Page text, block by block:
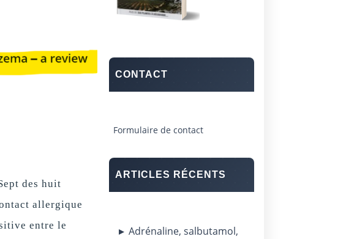
des huit
allergique
entre le
CONTACT
Formulaire de contact
ARTICLES RÉCENTS
Adrénaline, salbutamol,